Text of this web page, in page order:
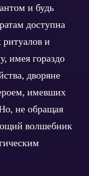
и будь
доступна
ритуалов и
имея гораздо
дворяне
имевших
не обращая
волшебник